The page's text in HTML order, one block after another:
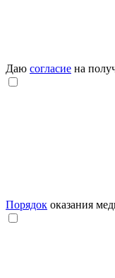
Даю согласие на
Порядок оказания